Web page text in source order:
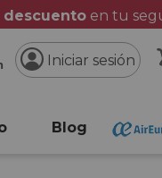
descuentoen tu
Iniciar sesión
Blog